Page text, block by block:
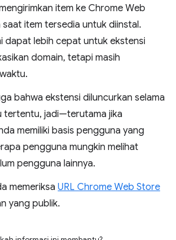
item ke Chrome Web
item tersedia untuk diinstal.
dapat lebih cepat untuk ekstensi
domain, tetapi masih
bahwa ekstensi diluncurkan selama
tertentu, jadi—terutama jika
memiliki basis pengguna yang
pengguna mungkin melihat
pengguna lainnya.
memeriksa URL Chrome Web Store
yang publik.